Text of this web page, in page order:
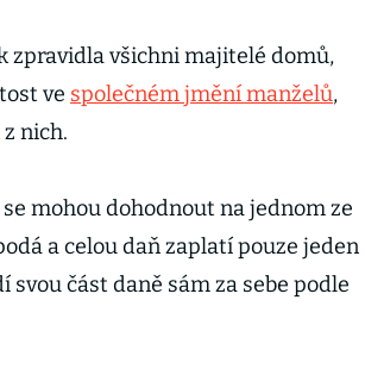
zpravidla všichni majitelé domů,
ve společném jmění manželů,
nich.
mohou dohodnout na jednom ze
a celou daň zaplatí pouze jeden
svou část daně sám za sebe podle